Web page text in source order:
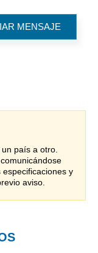
país a otro.
y
aviso.